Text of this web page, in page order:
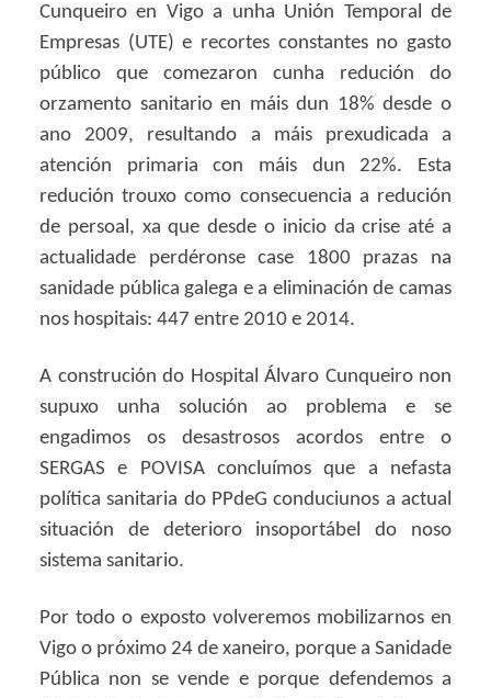
Cunqueiro en Vigo a unha Unión Temporal de
Empresas (UTE) e recortes constantes no gasto
público que comezaron cunha redución do
orzamento sanitario en máis dun 18% desde o
ano 2009, resultando a máis prexudicada a
atención primaria con máis dun 22%. Esta
redución trouxo como consecuencia a redución
de persoal, xa que desde o inicio da crise até a
actualidade perdéronse case 1800 prazas na
sanidade pública galega e a eliminación de camas
nos hospitais: 447 entre 2010 e 2014.
A construción do Hospital Álvaro Cunqueiro non
supuxo unha solución ao problema e se
engadimos os desastrosos acordos entre o
SERGAS e POVISA concluímos que a nefasta
política sanitaria do PPdeG conduciunos a actual
situación de deterioro insoportábel do noso
sistema sanitario.
Por todo o exposto volveremos mobilizarnos en
Vigo o próximo 24 de xaneiro, porque a Sanidade
Pública non se vende e porque defendemos a